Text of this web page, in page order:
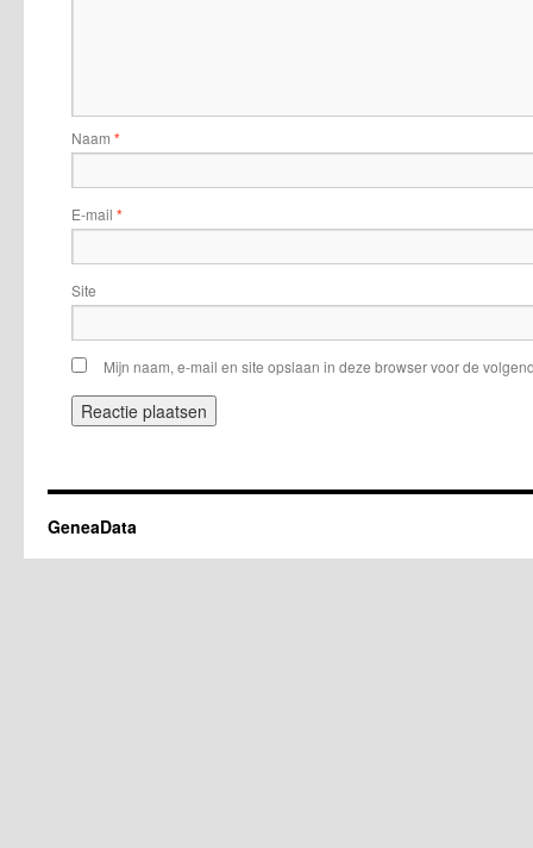
Naam *
E-mail *
Site
Mijn naam, e-mail en site opslaan in deze browser voor de
GeneaData